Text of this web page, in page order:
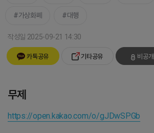
가상화폐 대행
작성일 2025-09-21 14:30
카톡공유 기타공유 비공개
무제
https://open.kakao.com/o/gJDwSPGb